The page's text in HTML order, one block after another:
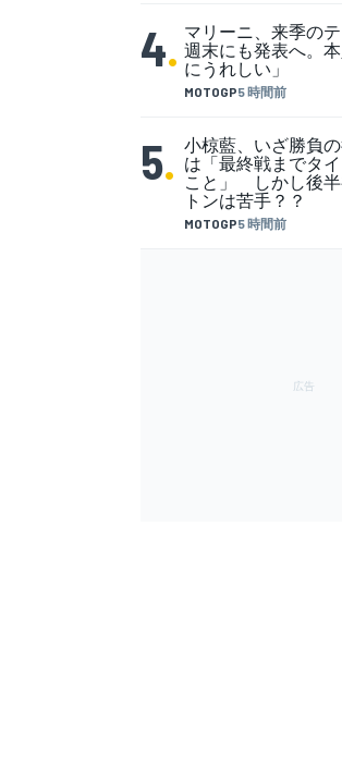
4.
MOTOGP5 時間前
マリーニ、来季の
週末にも発表へ。
にうれしい」
5.
MOTOGP5 時間前
小椋藍、いざ勝負
は「最終戦までタ
こと」 しかし後半
トンは苦手？？